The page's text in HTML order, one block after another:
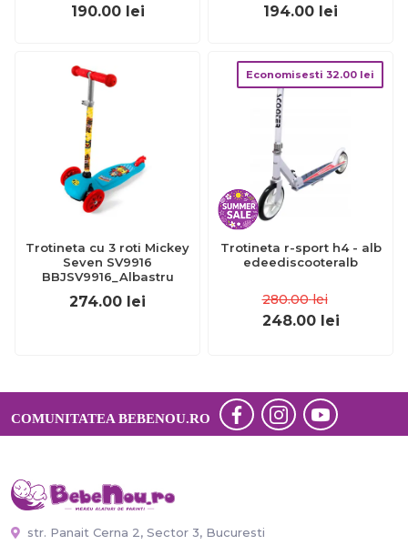
190.00 lei 194.00 lei
Trotineta cu 3 roti Mickey
Seven SV9916
BBJSV9916_Albastru
274.00 lei
Economisesti 32.00 lei
Trotineta r-sport h4 - alb
edeediscooteralb
280.00 lei
248.00 lei
COMUNITATEA BEBENOU.RO
str. Panait Cerna 2, Sector 3, Bucuresti